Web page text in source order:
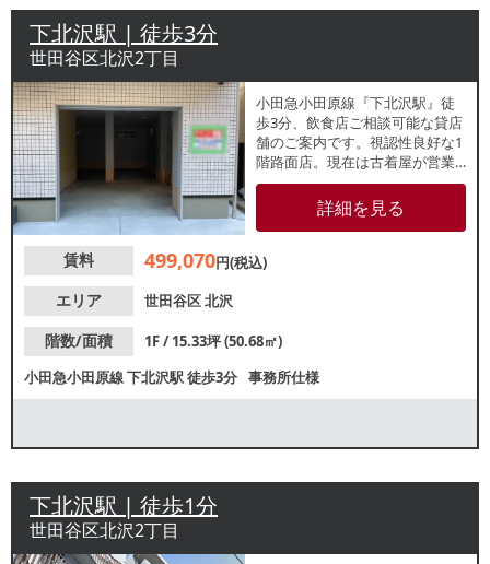
下北沢駅 | 徒歩3分
世田谷区北沢2丁目
小田急小田原線『下北沢駅』徒
歩3分、飲食店ご相談可能な貸店
舗のご案内です。視認性良好な1
階路面店。現在は古着屋が営業
中です。駅からのアクセスも良
好なため、駅利用者を中心とし
た集客が期待できます。諸条件
さい。
詳細を見る
賃料 499,070円(税込)
エリア
世田谷区北沢
階数/面積
1F / 15.33坪 (50.68㎡)
小田急小田原線下北沢駅徒歩3分 事務所仕様
下北沢駅 | 徒歩1分
世田谷区北沢2丁目